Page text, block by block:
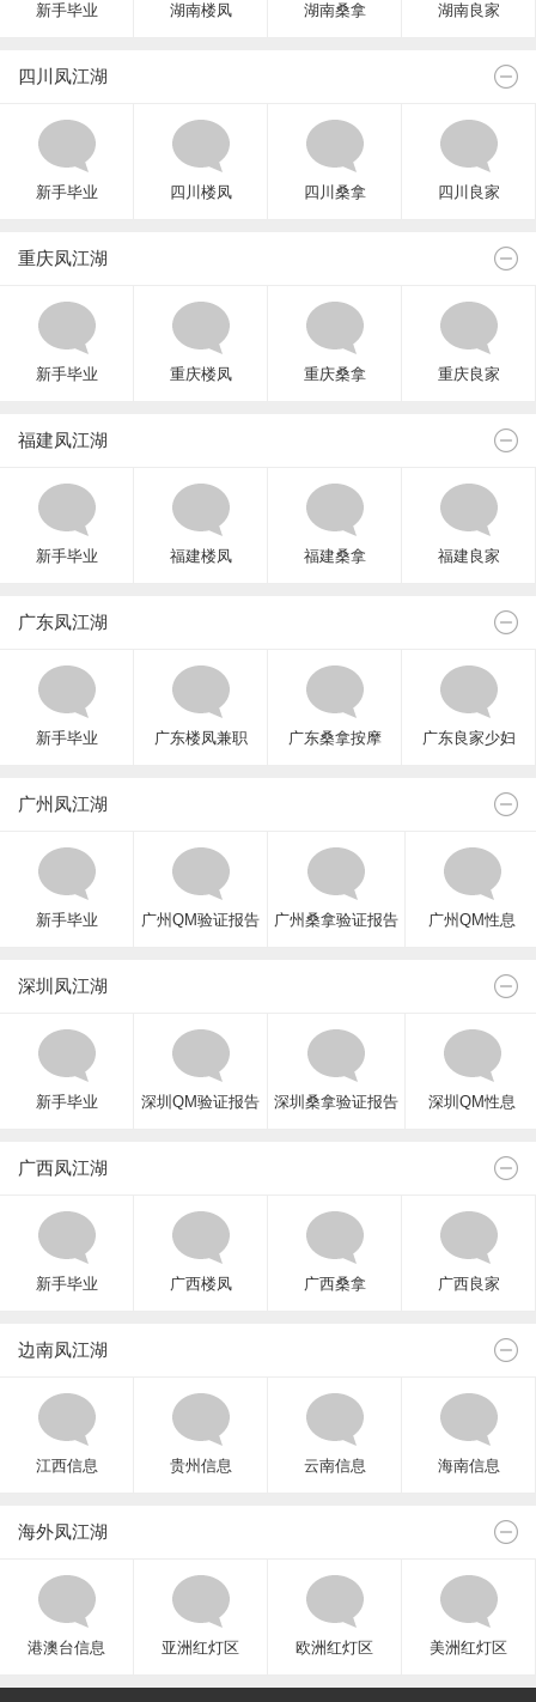
新手毕业 湖南楼凤 湖南桑拿 湖南良家
四川凤江湖
新手毕业 四川楼凤 四川桑拿 四川良家
重庆凤江湖
新手毕业 重庆楼凤 重庆桑拿 重庆良家
福建凤江湖
新手毕业 福建楼凤 福建桑拿 福建良家
广东凤江湖
新手毕业 广东楼凤兼职 广东桑拿按摩 广东良家少妇
广州凤江湖
新手毕业 广州QM验证报告 广州桑拿验证报告 广州QM性息
深圳凤江湖
新手毕业 深圳QM验证报告 深圳桑拿验证报告 深圳QM性息
广西凤江湖
新手毕业 广西楼凤 广西桑拿 广西良家
边南凤江湖
江西信息 贵州信息 云南信息 海南信息
海外凤江湖
港澳台信息 亚洲红灯区 欧洲红灯区 美洲红灯区